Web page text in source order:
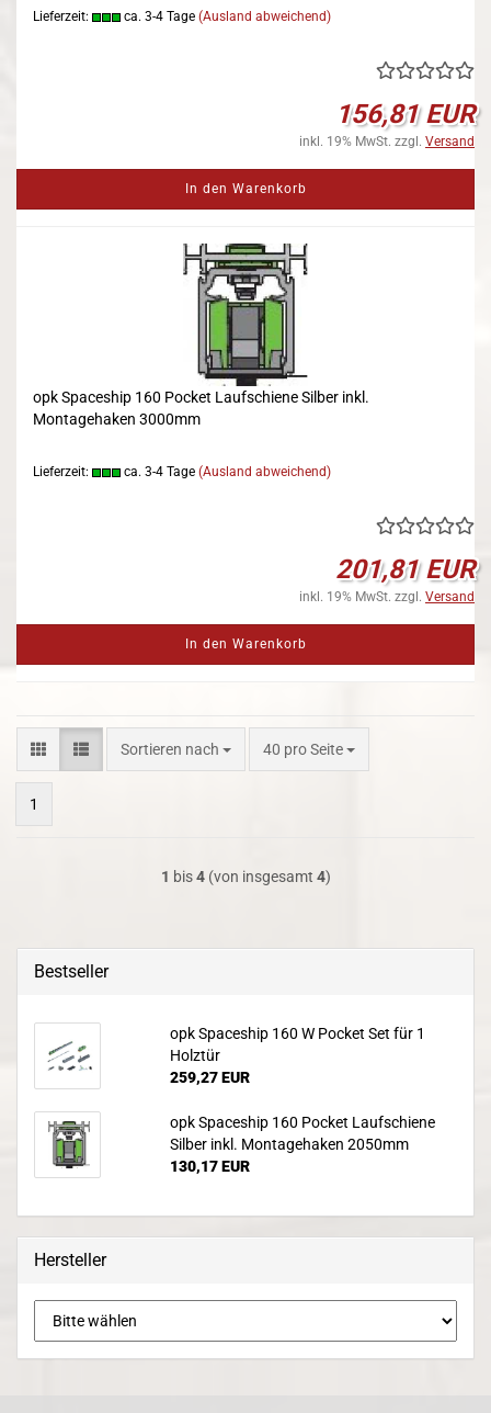
Lieferzeit: ca. 3-4 Tage (Ausland abweichend)
156,81 EUR
inkl. 19% MwSt. zzgl. Versand
In den Warenkorb
opk Spaceship 160 Pocket Laufschiene Silber inkl.
Montagehaken 3000mm
Lieferzeit: ca. 3-4 Tage (Ausland abweichend)
201,81 EUR
inkl. 19% MwSt. zzgl. Versand
In den Warenkorb
Sortieren nach
Sortieren nach 40 pro Seite
pro Seite
1
1 bis4(von insgesamt 4)
Bestseller
opk Spaceship 160 W Pocket Set für 1
Holztür
259,27 EUR
opk Spaceship 160 Pocket Laufschiene
Silber inkl. Montagehaken 2050mm
130,17 EUR
Hersteller